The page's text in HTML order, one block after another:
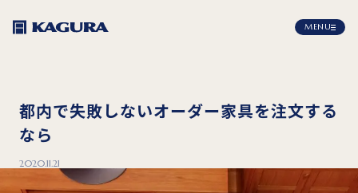
MENU
都内で失敗しないオーダー家具を注文する
なら
2020.11.21